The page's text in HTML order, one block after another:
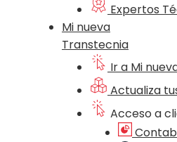
Expertos
Mi nueva
Transtecnia
Ir a Mi
Actualiza
Acceso a